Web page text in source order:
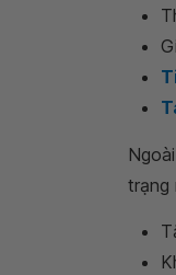
trạng